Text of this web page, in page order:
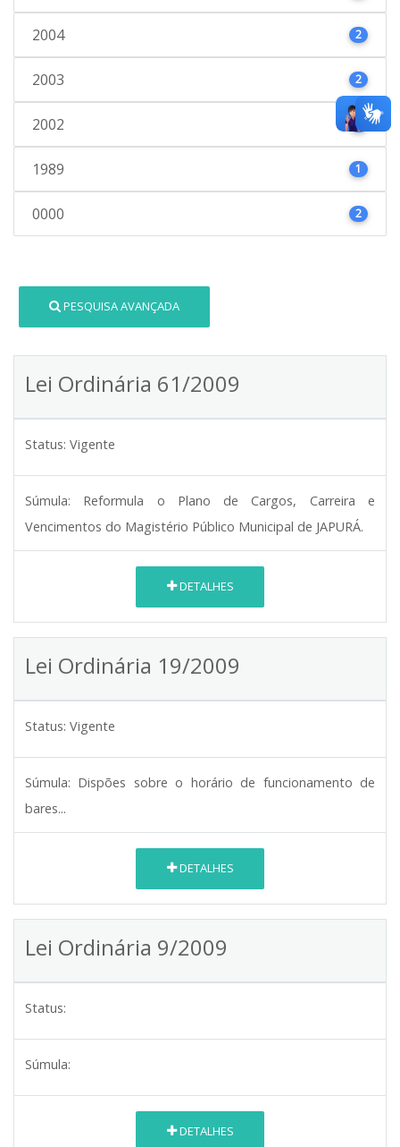
2004 2
2003 2
2002 4
1989 1
0000 2
PESQUISA AVANÇADA
Lei Ordinária 61/2009
Status: Vigente
Súmula:
Reformula o Plano de Cargos, Carreira e
Vencimentos do Magistério Público Municipal de JAPURÁ.
DETALHES
Lei Ordinária 19/2009
Status: Vigente
Súmula: Dispões sobre o horário de funcionamento de
bares...
DETALHES
Lei Ordinária 9/2009
Status:
Súmula:
DETALHES